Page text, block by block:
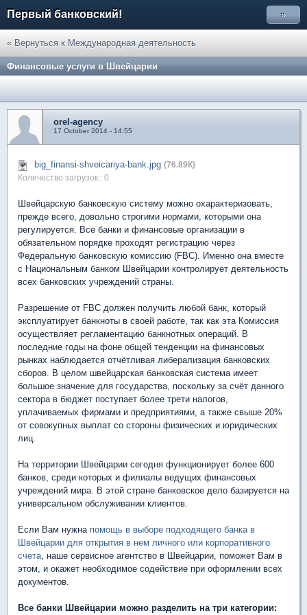
Первый банковский! »
« Вернуться к Международная деятельность
Финансовые услуги в Швейцарии
orel-agency
17 October 2014 - 14:55
big_finansi-shveicariya-bank.jpg (76.89К)
Количество загрузок:: 0
Швейцарскую банковскую систему можно охарактеризовать,
прежде всего, довольно строгими нормами, которыми она
регулируется. Все банки и финансовые организации в
обязательном порядке проходят регистрацию через
Федеральную банковскую комиссию (FBC). Именно она вместе
с Национальным банком Швейцарии контролирует деятельность
всех банковских учреждений страны.
Разрешение от FBC должен получить любой банк, который
эксплуатирует банкноты в своей работе, так как эта Комиссия
осуществляет регламентацию банкнотных операций. В
последние годы на фоне общей тенденции на финансовых
рынках наблюдается отчётливая либерализация банковских
сборов. В целом швейцарская банковская система имеет
большое значение для государства, поскольку за счёт данного
сектора в бюджет поступает более трети налогов,
уплачиваемых фирмами и предприятиями, а также свыше 20%
от совокупных выплат со стороны физических и юридических
лиц.
На территории Швейцарии сегодня функционирует более 600
банков, среди которых и филиалы ведущих финансовых
учреждений мира. В этой стране банковское дело базируется на
универсальном обслуживании клиентов.
Если Вам нужна помощь в выборе подходящего банка в
Швейцарии для открытия в нем личного или корпоративного
счета, наше сервисное агентство в Швейцарии, поможет Вам в
этом, и окажет необходимое содействие при оформлении всех
документов.
Все банки Швейцарии можно разделить на три категории: